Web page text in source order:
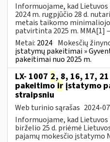
Informuojame, kad Lietuvos
2024 m. rugpjūčio 28 d.
metais taikomo
patvirtinta 2025 m. MMA[1]
Metai: 2024 Mokesčių
įstatymų pakeitimai »
pakeitimai nuo 2025 m.
LX- 1007 2, 8, 16, 17, 21
pakeitimo ir įstatymo
straipsniu
Web turinio sąrašas 2024-
Informuojame, kad Lietuvos
birželio 25 d. priėmė
pajamų mokesčio įstatymo